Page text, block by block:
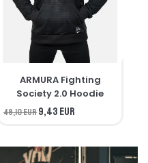
ARMURA Fighting
Society 2.0 Hoodie
48,10 EUR9,43 EUR